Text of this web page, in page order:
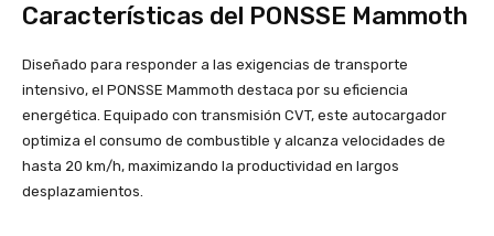
Características del PONSSE Mammoth
Diseñado para responder a las exigencias de transporte
intensivo, el PONSSE Mammoth destaca por su eficiencia
energética. Equipado con transmisión CVT, este autocargador
optimiza el consumo de combustible y alcanza velocidades de
hasta 20 km/h, maximizando la productividad en largos
desplazamientos.